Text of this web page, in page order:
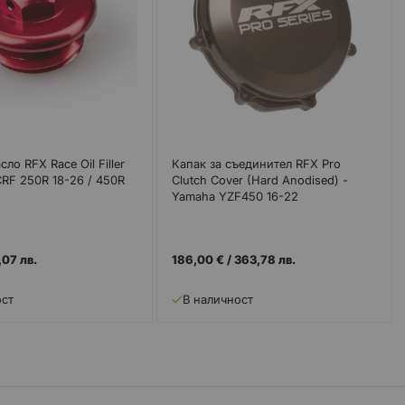
RFX Race Oil Filler
250R 18-26 / 450R
лв.
Капак за съединител RFX Pro
Clutch Cover (Hard Anodised) -
Yamaha YZF450 16-22
186,00 € /363,78 лв.
В наличност